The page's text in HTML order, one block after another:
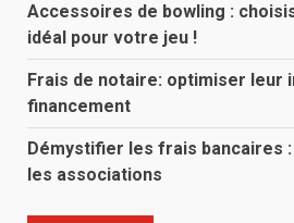
Accessoires de bowling :
idéal pour votre jeu !
Frais de notaire: optimiser leur
financement
Démystifier les frais bancaires
les associations